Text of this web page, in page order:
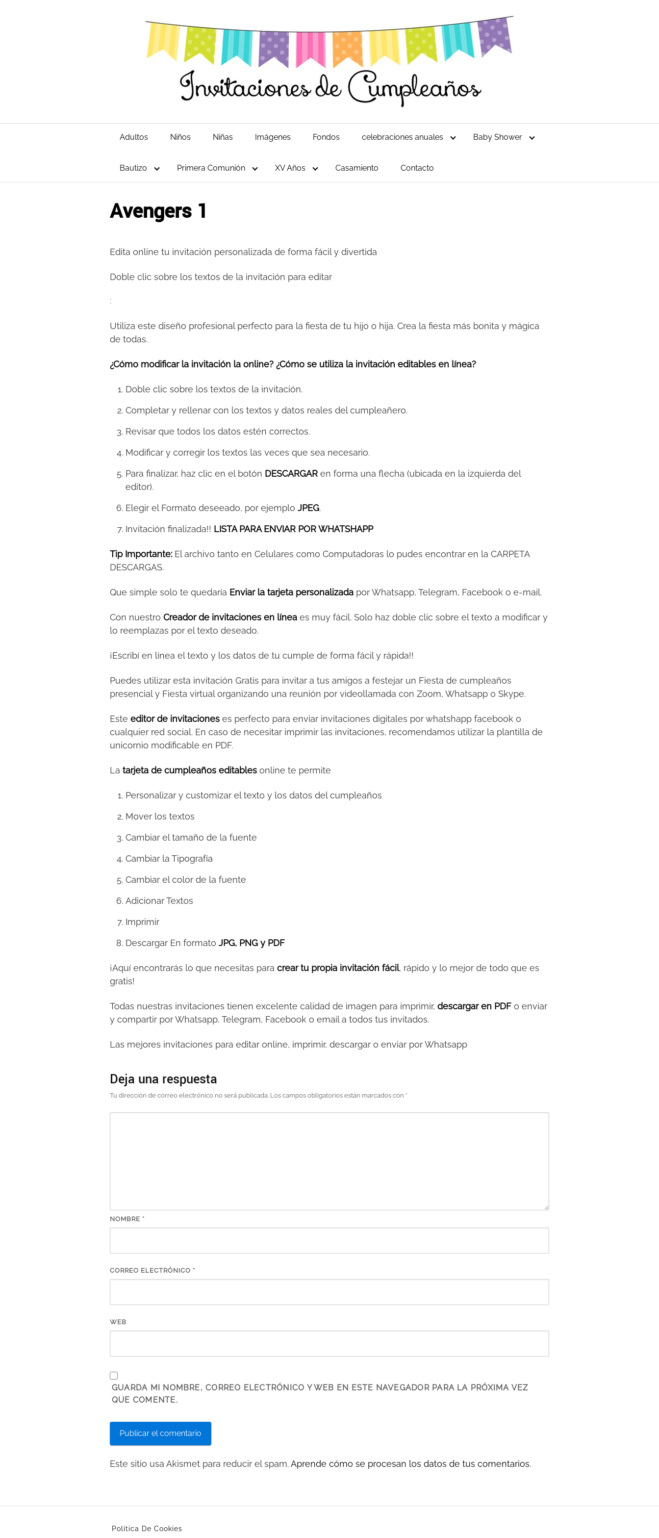
Adultos Niños Niñas Imágenes Fondos celebraciones anuales Baby Shower
Bautizo Primera Comunión XV Años Casamiento Contacto
Avengers 1
Edita online tu invitación personalizada de forma fácil y divertida
Doble clic sobre los textos de la invitación para editar
:
Utiliza este diseño profesional perfecto para la fiesta de tu hijo o hija. Crea la fiesta más bonita y mágica
de todas.
¿Cómo modificar la invitación la online? ¿Cómo se utiliza la invitación editables en línea?
Doble clic sobre los textos de la invitación.
Completar y rellenar con los textos y datos reales del cumpleañero.
Revisar que todos los datos estén correctos.
Modificar y corregir los textos las veces que sea necesario.
Para finalizar, haz clic en el botón DESCARGAR en forma una flecha (ubicada en la izquierda del
editor).
Elegir el Formato deseeado, por ejemplo JPEG.
Invitación finalizada!! LISTA PARA ENVIAR POR WHATSHAPP
Tip Importante: El archivo tanto en Celulares como Computadoras lo pudes encontrar en la CARPETA
DESCARGAS.
Que simple solo te quedaría Enviar la tarjeta personalizada por Whatsapp, Telegram, Facebook o e-mail.
Con nuestro Creador de invitaciones en línea es muy fácil. Solo haz doble clic sobre el texto a modificar y
lo reemplazas por el texto deseado.
¡Escribí en línea el texto y los datos de tu cumple de forma fácil y rápida!!
Puedes utilizar esta invitación Gratis para invitar a tus amigos a festejar un Fiesta de cumpleaños
presencial y Fiesta virtual organizando una reunión por videollamada con Zoom, Whatsapp o Skype.
Este editor de invitaciones es perfecto para enviar invitaciones digitales por whatshapp facebook o
cualquier red social. En caso de necesitar imprimir las invitaciones, recomendamos utilizar la plantilla de
unicornio modificable en PDF.
La tarjeta de cumpleaños editables online te permite
Personalizar y customizar el texto y los datos del cumpleaños
Mover los textos
Cambiar el tamaño de la fuente
Cambiar la Tipografía
Cambiar el color de la fuente
Adicionar Textos
Imprimir
Descargar En formato JPG, PNG y PDF
¡Aquí encontrarás lo que necesitas para crear tu propia invitación fácil, rápido y lo mejor de todo que es
gratis!
Todas nuestras invitaciones tienen excelente calidad de imagen para imprimir, descargar en PDF o enviar
y compartir por Whatsapp, Telegram, Facebook o email a todos tus invitados.
Las mejores invitaciones para editar online, imprimir, descargar o enviar por Whatsapp
Deja una respuesta
Tu dirección de correo electrónico no será publicada. Los campos obligatorios están marcados con *
NOMBRE *
CORREO ELECTRÓNICO *
WEB
GUARDA MI NOMBRE, CORREO ELECTRÓNICO Y WEB EN ESTE NAVEGADOR PARA LA PRÓXIMA VEZ
QUE COMENTE.
Este sitio usa Akismet para reducir el spam.Aprende cómo se procesan los datos de tus comentarios.
Política De Cookies